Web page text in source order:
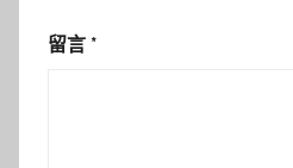
留言 *